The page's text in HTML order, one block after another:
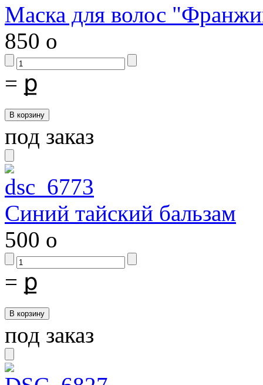
Маска для волос
850 o
= ք
под заказ
Синий тайский бальзам
500 o
= ք
под заказ